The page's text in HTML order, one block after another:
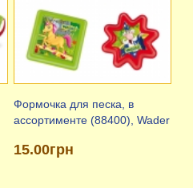
Формочка для песка, в
ассортименте (88400), Wader
15.00грн